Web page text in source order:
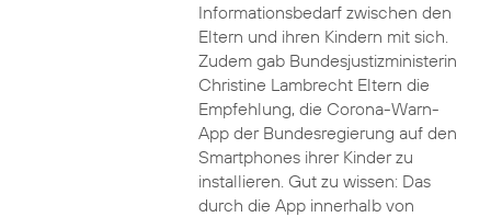
Informationsbedarf zwischen den
Eltern und ihren Kindern mit sich.
Zudem gab Bundesjustizministerin
Christine Lambrecht Eltern die
Empfehlung, die Corona-Warn-
App der Bundesregierung auf den
Smartphones ihrer Kinder zu
installieren. Gut zu wissen: Das
durch die App innerhalb von